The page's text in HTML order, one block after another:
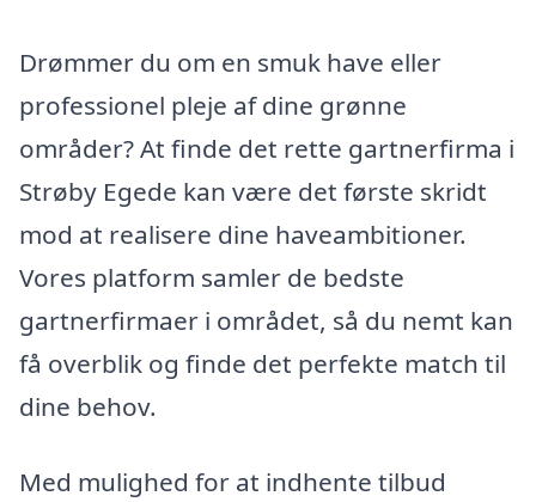
Drømmer du om en smuk have eller
professionel pleje af dine grønne
områder? At finde det rette gartnerfirma i
Strøby Egede kan være det første skridt
mod at realisere dine haveambitioner.
Vores platform samler de bedste
gartnerfirmaer i området, så du nemt kan
få overblik og finde det perfekte match til
dine behov.
Med mulighed for at indhente tilbud